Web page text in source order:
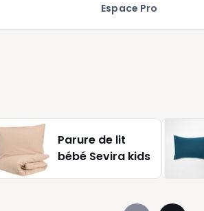
Espace Pro
Parure de lit
bébé Sevira kids